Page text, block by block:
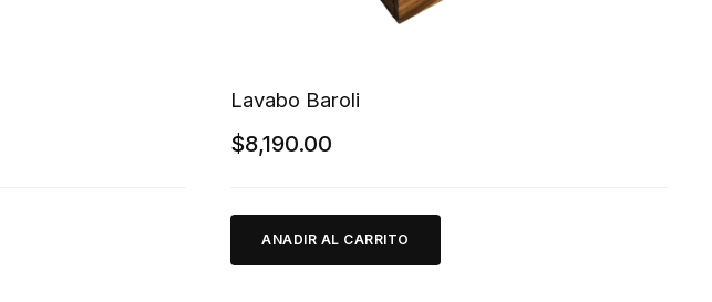
Lavabo Baroli
$8,190.00
ANADIR AL CARRITO